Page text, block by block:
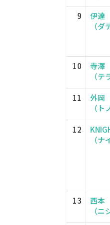
9
伊達
（
10
寺
（
11
外岡
（
12
（
13
西本
（